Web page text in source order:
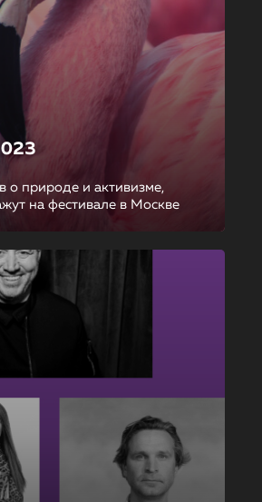
о природе и активизме,
на фестивале в Москве